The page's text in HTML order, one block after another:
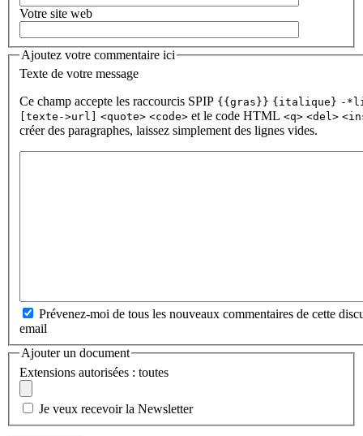
Votre site web
Ajoutez votre commentaire ici
Texte de votre message
Ce champ accepte les raccourcis SPIP {{gras}} {italique} -
[texte->url]
<quote> <code> et le code HTML <q> <del>
créer des paragraphes, laissez simplement des lignes vides.
Prévenez-moi de tous les nouveaux commentaires de cette
email
Ajouter un document
Extensions autorisées : toutes
Je veux recevoir la Newsletter